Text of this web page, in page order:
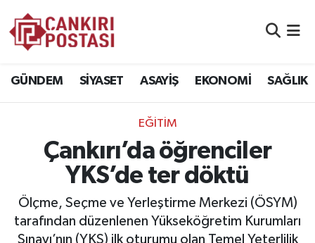
GÜNDEM SİYASET ASAYİŞ EKONOMİ SAĞLIK
EĞİTİM
Çankırı’da öğrenciler
YKS’de ter döktü
Ölçme, Seçme ve Yerleştirme Merkezi (ÖSYM)
tarafından düzenlenen Yükseköğretim Kurumları
Sınavı’nın (YKS) ilk oturumu olan Temel Yeterlilik
EKONOMİ
SAĞLIK
SPOR
Trafik Durumu
Süper Lig Puan Durumu ve Fikstür
Tüm Manşetler